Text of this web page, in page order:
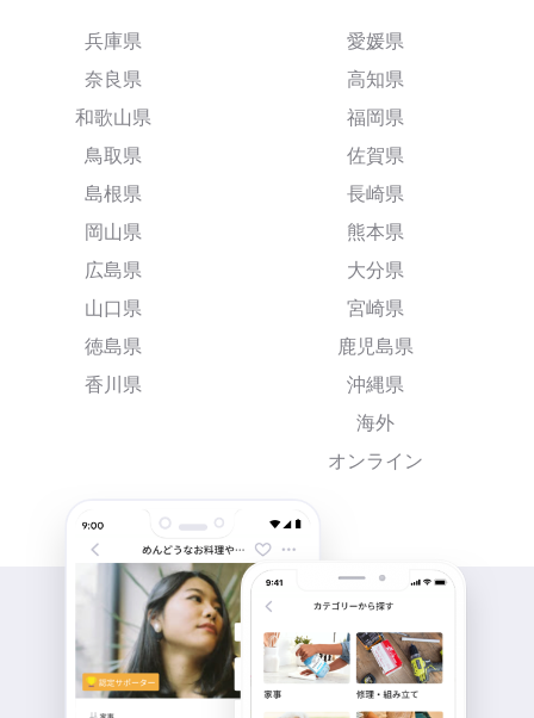
兵庫県
奈良県
和歌山県
鳥取県
島根県
岡山県
広島県
山口県
徳島県
香川県
愛媛県
高知県
福岡県
佐賀県
長崎県
熊本県
大分県
宮崎県
鹿児島県
沖縄県
海外
オンライン